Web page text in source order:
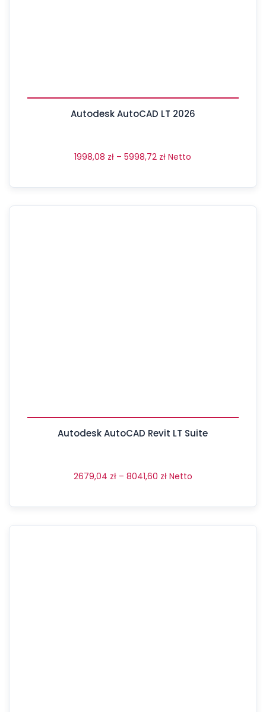
Autodesk AutoCAD LT 2026
1998,08 zł – 5998,72 zł Netto
Autodesk AutoCAD Revit LT Suite
2679,04 zł – 8041,60 zł Netto